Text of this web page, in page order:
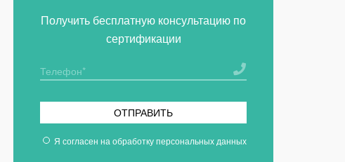
Получить бесплатную консультацию по
сертификации
ОТПРАВИТЬ
Я согласен на обработку персональных данных